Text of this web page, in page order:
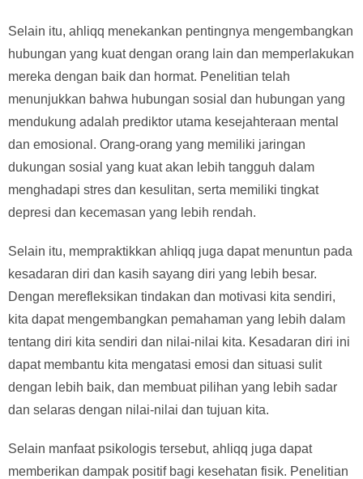
Selain itu, ahliqq menekankan pentingnya mengembangkan
hubungan yang kuat dengan orang lain dan memperlakukan
mereka dengan baik dan hormat. Penelitian telah
menunjukkan bahwa hubungan sosial dan hubungan yang
mendukung adalah prediktor utama kesejahteraan mental
dan emosional. Orang-orang yang memiliki jaringan
dukungan sosial yang kuat akan lebih tangguh dalam
menghadapi stres dan kesulitan, serta memiliki tingkat
depresi dan kecemasan yang lebih rendah.
Selain itu, mempraktikkan ahliqq juga dapat menuntun pada
kesadaran diri dan kasih sayang diri yang lebih besar.
Dengan merefleksikan tindakan dan motivasi kita sendiri,
kita dapat mengembangkan pemahaman yang lebih dalam
tentang diri kita sendiri dan nilai-nilai kita. Kesadaran diri ini
dapat membantu kita mengatasi emosi dan situasi sulit
dengan lebih baik, dan membuat pilihan yang lebih sadar
dan selaras dengan nilai-nilai dan tujuan kita.
Selain manfaat psikologis tersebut, ahliqq juga dapat
memberikan dampak positif bagi kesehatan fisik. Penelitian